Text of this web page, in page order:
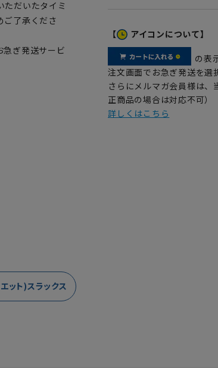
だいたタイミ
ご了承くださ
ぎ発送サービ
【 アイコンについて】
の表
注文画面でお急ぎ発送を選
さらにメルマガ会員様は
正商品の場合は対応不可）
詳しくはこちら
ット)スラックス